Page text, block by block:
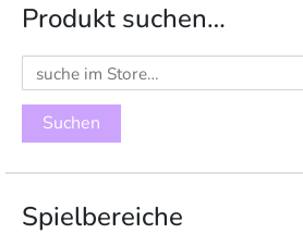
Produkt suchen…
Suchen
nach:
Spielbereiche